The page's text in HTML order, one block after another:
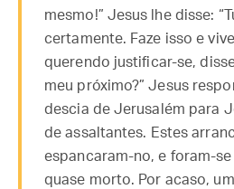
mesmo!” Jesus lhe disse:
certamente. Faze isso e
querendo justificar-se,
meu próximo?” Jesus
descia de Jerusalém para
de assaltantes. Estes
espancaram-no, e foram-
quase morto. Por acaso,